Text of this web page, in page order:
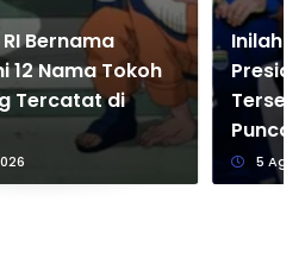
Bernama
12 Nama Tokoh
Tercatat di
Inilah
Puncak
5